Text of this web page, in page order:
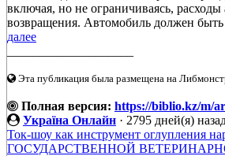
включая, но не ограничиваясь, расходы
возвращения. Автомобиль должен
далее
Эта публикация была размещена на
Полная версия: https://biblio.kz/m/
Україна Онлайн · 2795 дней(я)
Ток-шоу как инструмент оглупления
ГОСУДАРСТВЕННОЙ